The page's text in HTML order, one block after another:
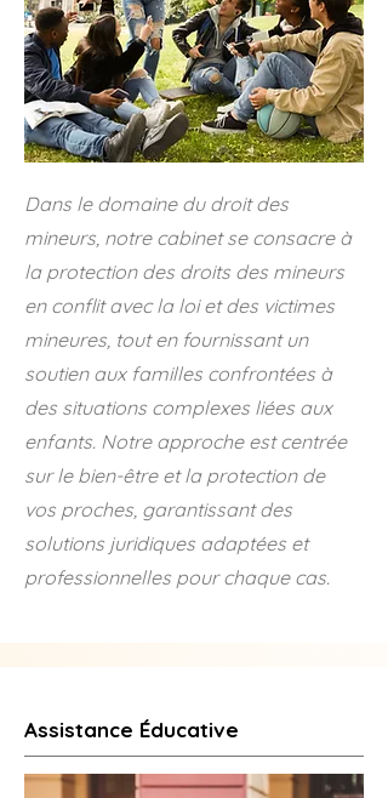
Dans le domaine du droit des
mineurs, notre cabinet se consacre à
la protection des droits des mineurs
en conflit avec la loi et des victimes
mineures, tout en fournissant un
soutien aux familles confrontées à
des situations complexes liées aux
enfants. Notre approche est centrée
sur le bien-être et la protection de
vos proches, garantissant des
solutions juridiques adaptées et
professionnelles pour chaque cas.
Assistance Éducative